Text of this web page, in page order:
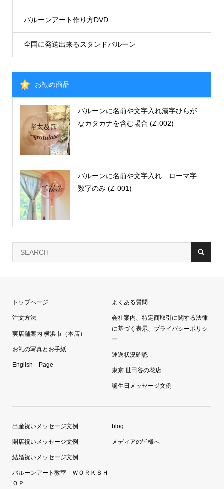
バルーンアート作り方DVD
全国に発送出来るスタンドバルーン
お勧め商品
バルーンに名前や文字入れ漢字ひらが
なカタカナを含む場合 (Z-002)
バルーンに名前や文字入れ ローマ字
数字のみ (Z-001)
トップページ
注文方法
実店舗案内 横浜市（本店）
お礼の写真とお手紙
English Page
よくある質問
会社案内、特定商取引に関する法律
に基づく表示、プライバシーポリシ
ー
運送状況確認
東京 世田谷の花店
誕生日メッセージ文例
出産祝いメッセージ文例
開店祝いメッセージ文例
結婚祝いメッセージ文例
バルーンアート教室 ＷＯＲＫＳＨ
ＯＰ
blog
メディアの皆様へ